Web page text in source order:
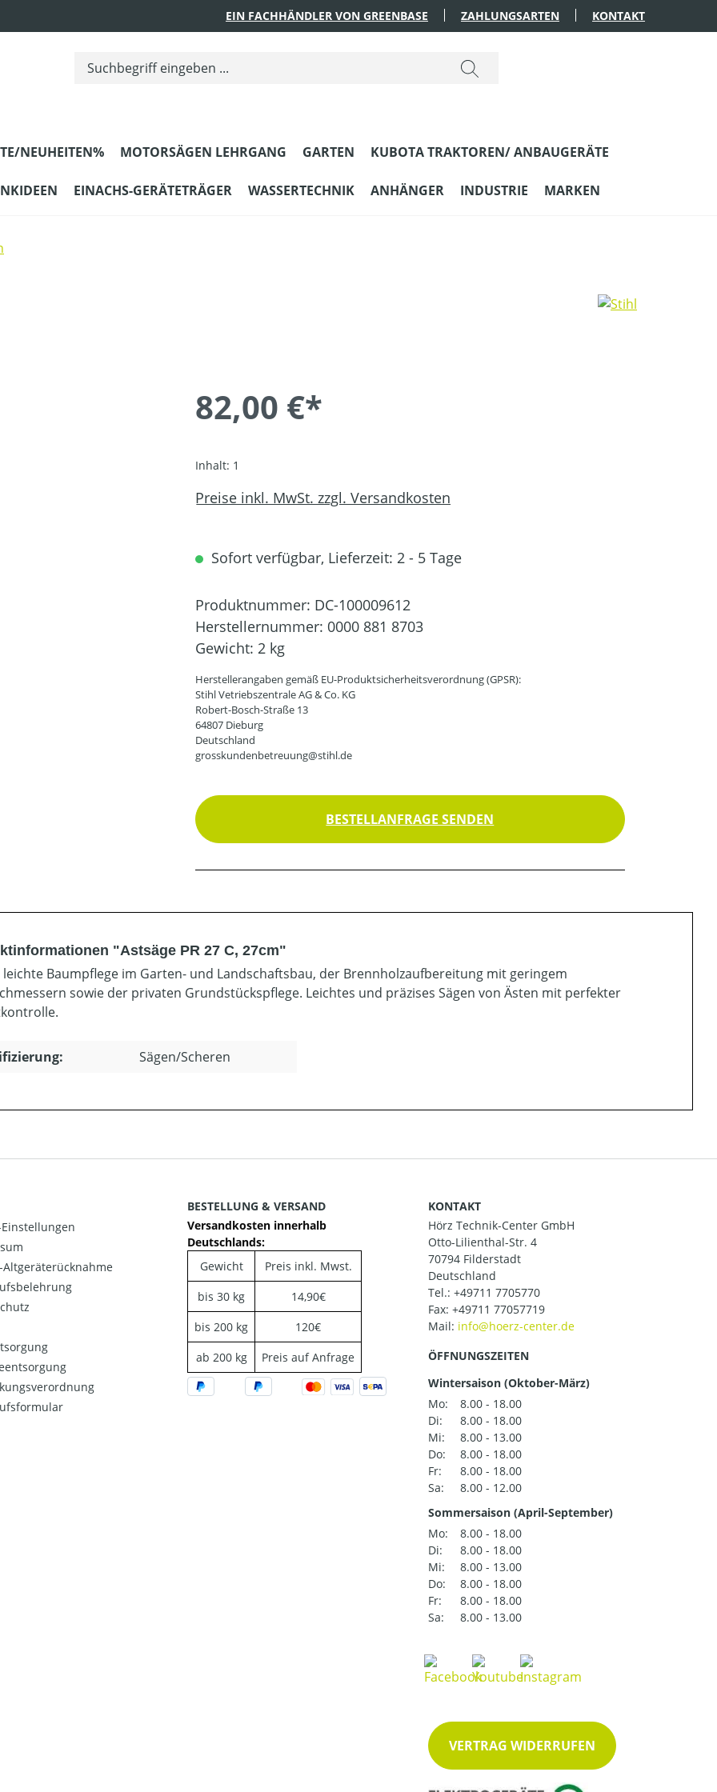
EIN FACHHÄNDLER VON GREENBASE ZAHLUNGSARTEN KONTAKT
NEUHEITEN% MOTORSÄGEN LEHRGANG GARTEN KUBOTA TRAKTOREN/ ANBAUGERÄTE
EINACHS-GERÄTETRÄGER WASSERTECHNIK ANHÄNGER INDUSTRIE MARKEN
82,00 €*
Inhalt: 1
Preise inkl. MwSt. zzgl. Versandkosten
Sofort verfügbar, Lieferzeit: 2 - 5 Tage
Produktnummer: DC-100009612
Herstellernummer: 0000 881 8703
Gewicht: 2 kg
Herstellerangaben gemäß EU-Produktsicherheitsverordnung (GPSR):
Stihl Vetriebszentrale AG & Co. KG
Robert-Bosch-Straße 13
64807 Dieburg
Deutschland
grosskundenbetreuung@stihl.de
BESTELLANFRAGE SENDEN
"Astsäge PR 27 C, 27cm"
leichte Baumpflege im Garten- und Landschaftsbau, der Brennholzaufbereitung mit geringem
sowie der privaten Grundstückspflege. Leichtes und präzises Sägen von Ästen mit perfekter
Sägen/Scheren
Einstellungen
Altgeräterücknahme
BESTELLUNG & VERSAND
Versandkosten innerhalb
Deutschlands:
Gewicht
Preis inkl. Mwst.
bis 30 kg
14,90€
bis 200 kg
120€
ab 200 kg
Preis auf Anfrage
KONTAKT
Hörz Technik-Center GmbH
Otto-Lilienthal-Str. 4
70794 Filderstadt
Deutschland
Tel.: +49711 7705770
Fax: +49711 77057719
Mail:
ÖFFNUNGSZEITEN
Wintersaison (Oktober-März)
Mo:
8.00 - 18.00
Di:
8.00 - 18.00
Mi:
8.00 - 13.00
Do:
8.00 - 18.00
Fr:
8.00 - 18.00
Sa:
8.00 - 12.00
Sommersaison (April-September)
Mo:
8.00 - 18.00
Di:
8.00 - 18.00
Mi:
8.00 - 13.00
Do:
8.00 - 18.00
Fr:
8.00 - 18.00
Sa:
8.00 - 13.00
VERTRAG WIDERRUFEN